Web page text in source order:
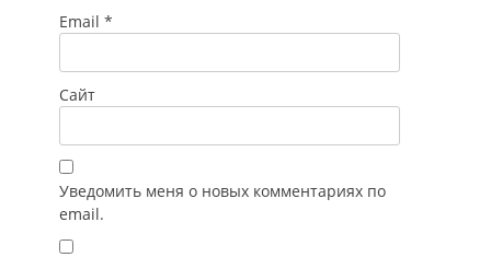
Email *
Сайт
Уведомить меня о новых комментариях по
email.